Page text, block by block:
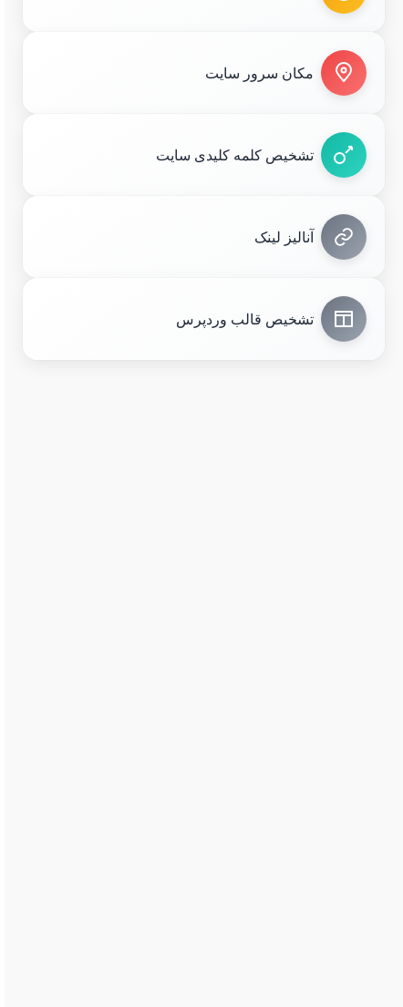
مکان سرور سایت
تشخیص کلمه کلیدی سایت
آنالیز لینک
تشخیص قالب وردپرس